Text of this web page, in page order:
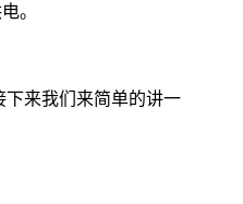
。
下来我们来简单的讲一